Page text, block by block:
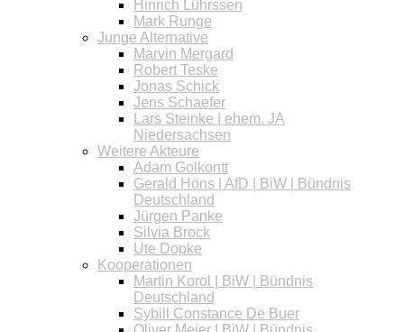
Hinrich Lührssen
Mark Runge
Junge Alternative
Marvin Mergard
Robert Teske
Jonas Schick
Jens Schaefer
Lars Steinke | ehem. JA
Niedersachsen
Weitere Akteure
Adam Golkontt
Gerald Höns | AfD | BiW | Bündnis
Deutschland
Jürgen Panke
Silvia Brock
Ute Dopke
Kooperationen
Martin Korol | BiW | Bündnis
Deutschland
Sybill Constance De Buer